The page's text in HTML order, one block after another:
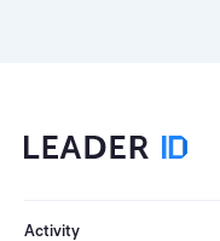
Activity